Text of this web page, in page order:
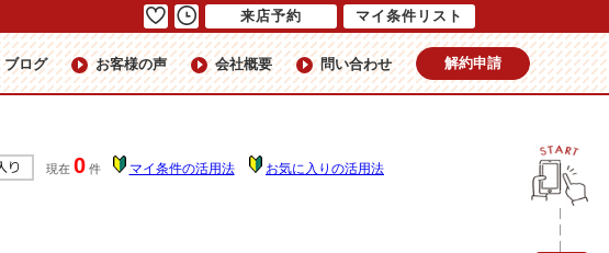
ブログ お客様の声 会社概要 問い合わせ 解約申請
現在 0 件 マイ条件の活用法 お気に入りの活用法
来店予約 マイ条件リスト